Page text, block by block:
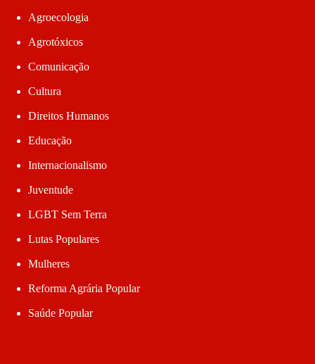
Agroecologia
Agrotóxicos
Comunicação
Cultura
Direitos Humanos
Educação
Internacionalismo
Juventude
LGBT Sem Terra
Lutas Populares
Mulheres
Reforma Agrária Popular
Saúde Popular